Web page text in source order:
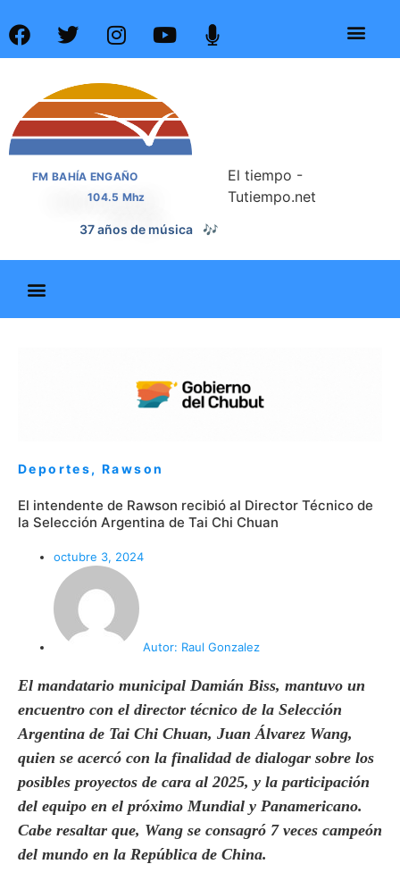
FM BAHÍA ENGAÑO
104.5 Mhz
37 años de noticias 📰
El tiempo -
Tutiempo.net
Deportes,Rawson
El intendente de Rawson recibió al Director Técnico de
la Selección Argentina de Tai Chi Chuan
octubre 3, 2024
Autor: Raul Gonzalez
El mandatario municipal Damián Biss, mantuvo un
encuentro con el director técnico de la Selección
Argentina de Tai Chi Chuan, Juan Álvarez Wang,
quien se acercó con la finalidad de dialogar sobre los
posibles proyectos de cara al 2025, y la participación
del equipo en el próximo Mundial y Panamericano.
Cabe resaltar que, Wang se consagró 7 veces campeón
del mundo en la República de China.